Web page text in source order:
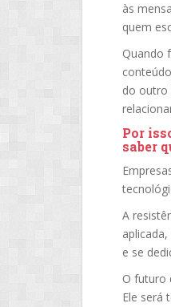
às
quem
Quando
do outro
Por
saber
A
e se
O futuro
Ele será